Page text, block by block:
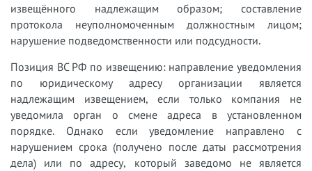
извещённого надлежащим образом; составление
протокола неуполномоченным должностным лицом;
нарушение подведомственности или подсудности.
Позиция ВС РФ по извещению: направление уведомления
по юридическому адресу организации является
надлежащим извещением, если только компания не
уведомила орган о смене адреса в установленном
порядке. Однако если уведомление направлено с
нарушением срока (получено после даты рассмотрения
дела) или по адресу, который заведомо не является